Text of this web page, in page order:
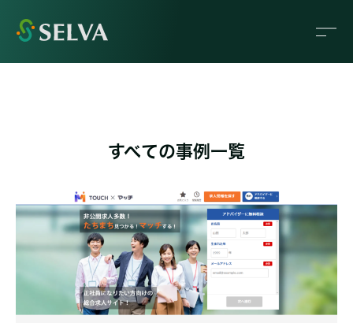
すべての事例一覧